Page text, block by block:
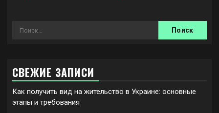
Найти:
СВЕЖИЕ ЗАПИСИ
Как получить вид на жительство в Украине: основные
этапы и требования